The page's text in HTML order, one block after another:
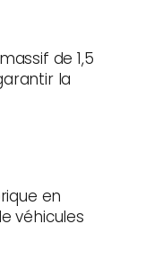
de 1,5
la
en
véhicules